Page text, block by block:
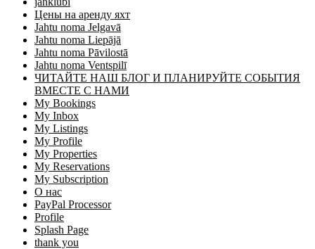
Цены на аренду яхт
Jahtu noma Jelgavā
Jahtu noma Liepājā
Jahtu noma Pāvilostā
Jahtu noma Ventspilī
ЧИТАЙТЕ НАШ БЛОГ И ПЛАНИРУЙТЕ СОБЫТИЯ
ВМЕСТЕ С НАМИ
My Bookings
My Inbox
My Listings
My Profile
My Properties
My Reservations
My Subscription
О нас
PayPal Processor
Profile
Splash Page
thank you